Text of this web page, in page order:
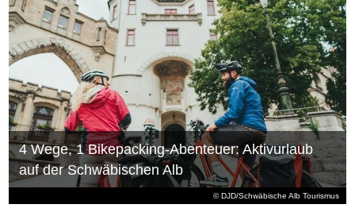
© DJD/Schwäbische Alb Tourismus
4 Wege, 1 Bikepacking-Abenteuer: Aktivurlaub
auf der Schwäbischen Alb